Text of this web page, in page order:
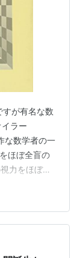
すが有名な数
ラー
な数学者の一
ほぼ全盲の
力をほぼ失
、口述筆記
ってからの
ており、オ
されたもの